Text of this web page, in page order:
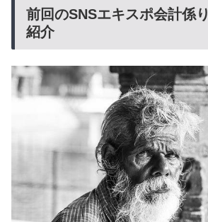
前回のSNSエキスポ会計係
紹介